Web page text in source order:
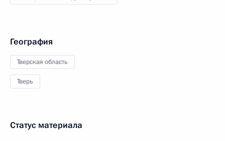
География
Тверская область
Тверь
Статус материала